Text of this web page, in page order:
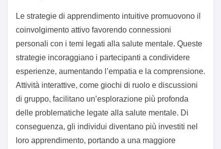
Le strategie di apprendimento intuitive promuovono il
coinvolgimento attivo favorendo connessioni
personali con i temi legati alla salute mentale. Queste
strategie incoraggiano i partecipanti a condividere
esperienze, aumentando l’empatia e la comprensione.
Attività interattive, come giochi di ruolo e discussioni
di gruppo, facilitano un’esplorazione più profonda
delle problematiche legate alla salute mentale. Di
conseguenza, gli individui diventano più investiti nel
loro apprendimento, portando a una maggiore